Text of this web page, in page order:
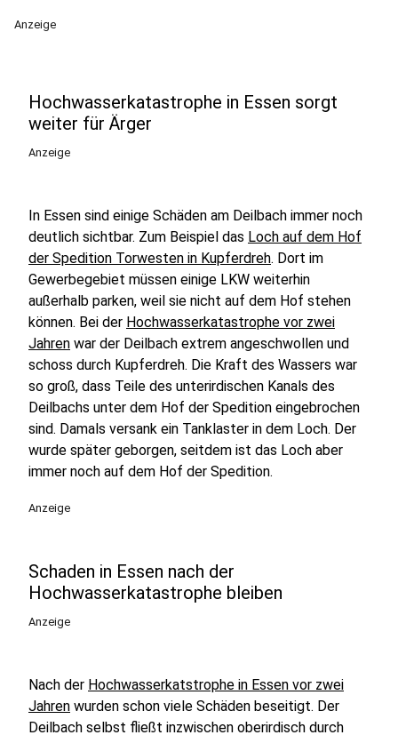
Anzeige
Hochwasserkatastrophe in Essen sorgt
weiter für Ärger
Anzeige
In Essen sind einige Schäden am Deilbach immer noch
deutlich sichtbar. Zum Beispiel das Loch auf dem Hof
der Spedition Torwesten in Kupferdreh. Dort im
Gewerbegebiet müssen einige LKW weiterhin
außerhalb parken, weil sie nicht auf dem Hof stehen
können. Bei der Hochwasserkatastrophe vor zwei
Jahren war der Deilbach extrem angeschwollen und
schoss durch Kupferdreh. Die Kraft des Wassers war
so groß, dass Teile des unterirdischen Kanals des
Deilbachs unter dem Hof der Spedition eingebrochen
sind. Damals versank ein Tanklaster in dem Loch. Der
wurde später geborgen, seitdem ist das Loch aber
immer noch auf dem Hof der Spedition.
Anzeige
Schaden in Essen nach der
Hochwasserkatastrophe bleiben
Anzeige
Nach der Hochwasserkatstrophe in Essen vor zwei
Jahren wurden schon viele Schäden beseitigt. Der
Deilbach selbst fließt inzwischen oberirdisch durch